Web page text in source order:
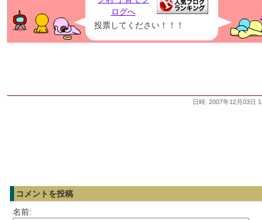
投票してください！！！
日時: 2007年12月03日
コメントを投稿
名前: